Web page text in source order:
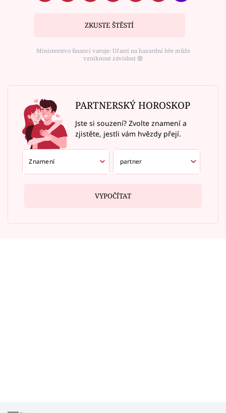
ZKUSTE ŠTĚSTÍ
Ministerstvo financí varuje: Účastí na hazardní hře může
vzniknout závislost ⑱
PARTNERSKÝ HOROSKOP
Jste si souzení? Zvolte znamení a
zjistěte, jestli vám hvězdy přejí.
VYPOČÍTAT